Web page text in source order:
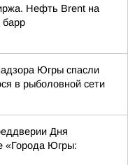
Нефть Brent на
барр
Югры спасли
в рыболовной сети
Дня
«Города Югры: